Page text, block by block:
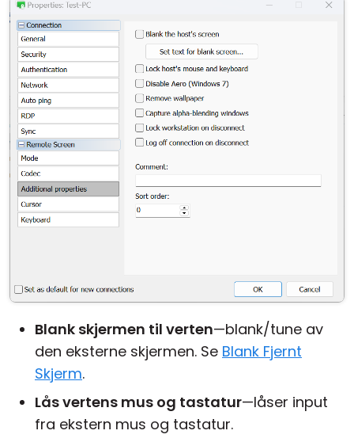
Blank skjermen til verten—blank/tune av
den eksterne skjermen. Se Blank Fjernt
Skjerm.
Lås vertens mus og tastatur—låser input
fra ekstern mus og tastatur.